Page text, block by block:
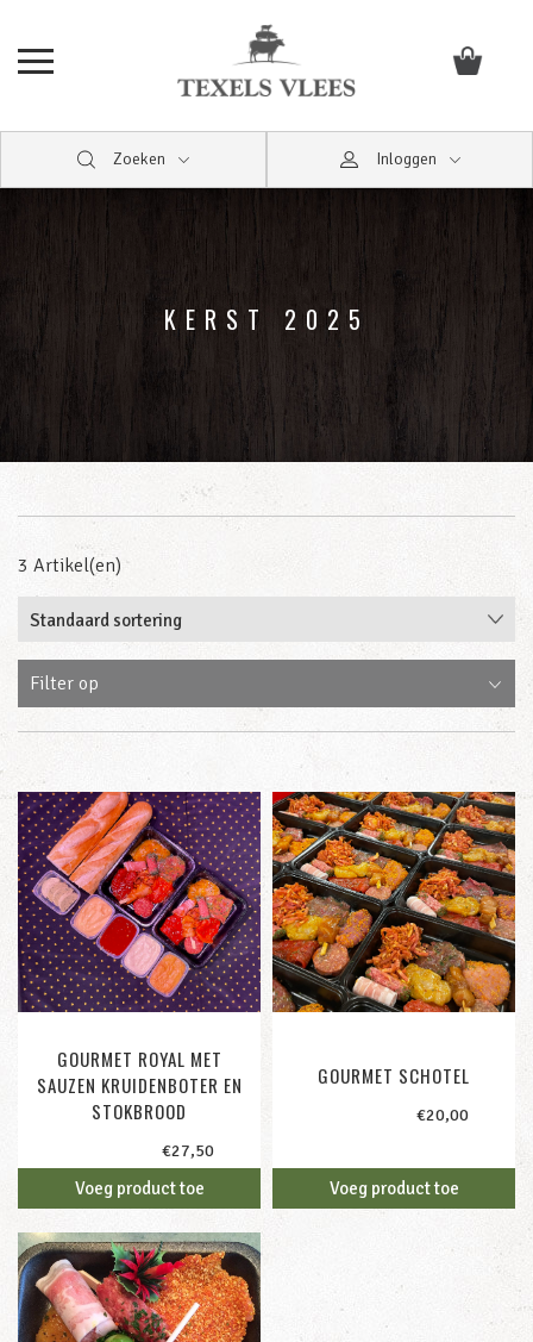
Zoeken Inloggen
KERST 2025
3 Artikel(en)
Filter op
GOURMET ROYAL MET
SAUZEN KRUIDENBOTER EN
STOKBROOD
€27,50
Voeg product toe
GOURMET SCHOTEL
€20,00
Voeg product toe